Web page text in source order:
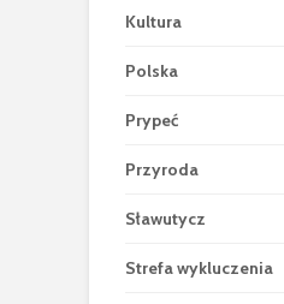
Kultura
Polska
Prypeć
Przyroda
Sławutycz
Strefa wykluczenia